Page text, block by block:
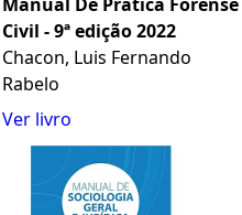
Civil - 9ª edição 2022
Chacon, Luis Fernando
Rabelo
Ver livro